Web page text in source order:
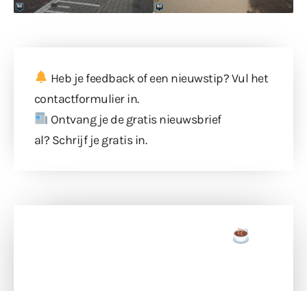
Heb je feedback of een nieuwstip? Vul het
contactformulierin.
Ontvang je de gratis nieuwsbrief
al? Schrijf je gratis in.